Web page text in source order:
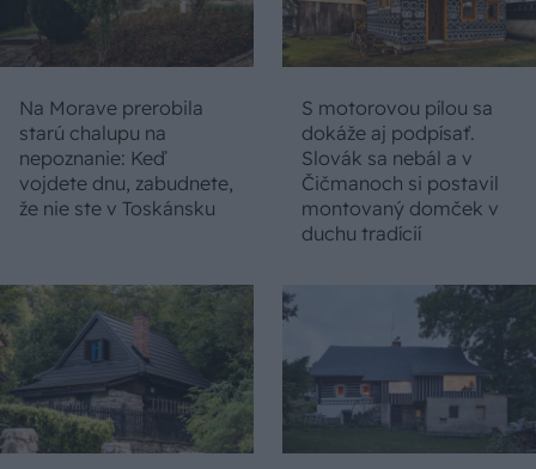
Na Morave prerobila
starú chalupu na
nepoznanie: Keď
vojdete dnu, zabudnete,
že nie ste v Toskánsku
S motorovou pílou sa
dokáže aj podpísať.
Slovák sa nebál a v
Čičmanoch si postavil
montovaný domček v
duchu tradícií